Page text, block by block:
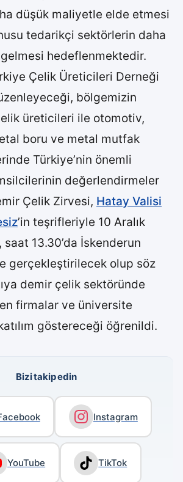
düşük maliyetle elde etmesi
tedarikçi sektörlerin daha
hedeflenmektedir.
Çelik Üreticileri Derneği
bölgemizin
üreticileri ile otomotiv,
boru ve metal mutfak
Türkiye’nin önemli
değerlendirmeler
Çelik Zirvesi, Hatay Valisi
’in teşrifleriyle 10 Aralık
13.30’da İskenderun
gerçekleştirilecek olup söz
demir çelik sektöründe
firmalar ve üniversite
göstereceği öğrenildi.
Bizi takip edin
Instagram
YouTube TikTok